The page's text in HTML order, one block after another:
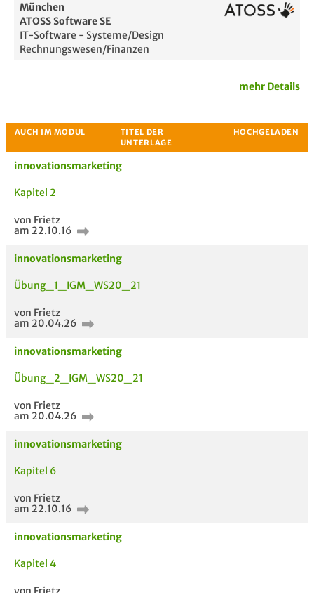
Passende Stellenanzeigen
München
ATOSS Software SE
IT-Software - Systeme/Design
Rechnungswesen/Finanzen
mehr Details
innovationsmarketing
Kapitel 2
von Frietz
am 22.10.16
innovationsmarketing
Übung_1_IGM_WS20_21
von Frietz
am 20.04.26
innovationsmarketing
Übung_2_IGM_WS20_21
von Frietz
am 20.04.26
innovationsmarketing
Kapitel 6
von Frietz
am 22.10.16
innovationsmarketing
Kapitel 4